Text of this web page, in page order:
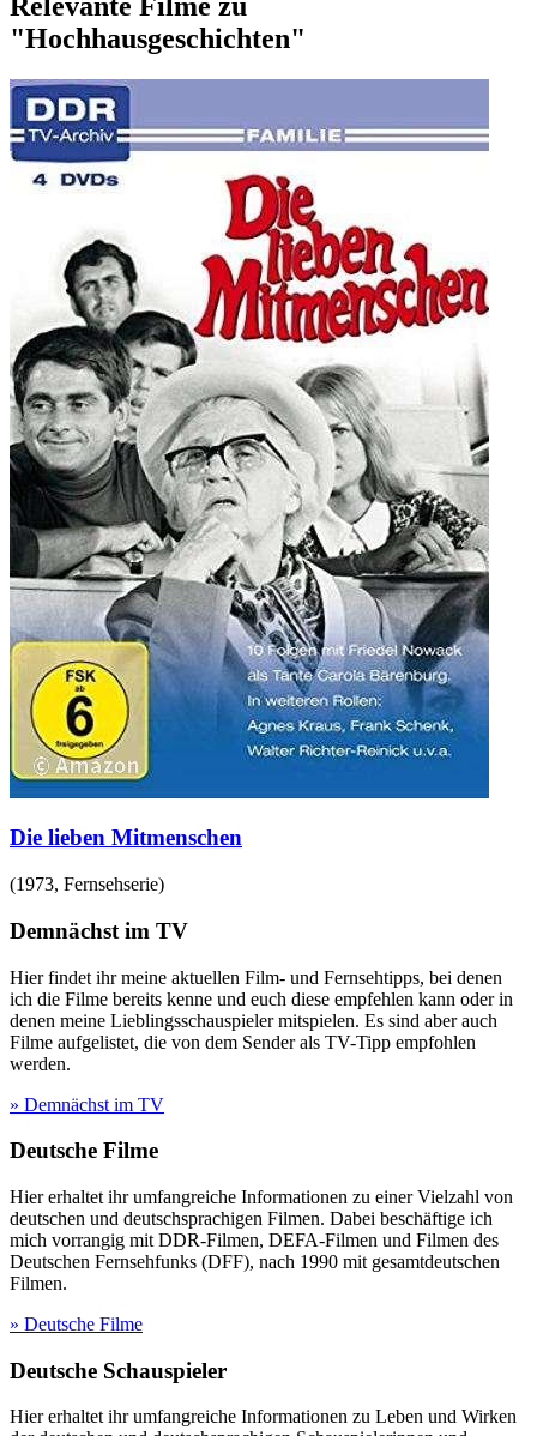
"Hochhausgeschichten"
Die lieben Mitmenschen
(1973, Fernsehserie)
Demnächst im TV
Hier findet ihr meine aktuellen Film- und Fernsehtipps, bei denen
ich die Filme bereits kenne und euch diese empfehlen kann oder in
denen meine Lieblingsschauspieler mitspielen. Es sind aber auch
Filme aufgelistet, die von dem Sender als TV-Tipp empfohlen
werden.
» Demnächst im TV
Deutsche Filme
Hier erhaltet ihr umfangreiche Informationen zu einer Vielzahl von
deutschen und deutschsprachigen Filmen. Dabei beschäftige ich
mich vorrangig mit DDR-Filmen, DEFA-Filmen und Filmen des
Deutschen Fernsehfunks (DFF), nach 1990 mit gesamtdeutschen
Filmen.
» Deutsche Filme
Deutsche Schauspieler
Hier erhaltet ihr umfangreiche Informationen zu Leben und Wirken